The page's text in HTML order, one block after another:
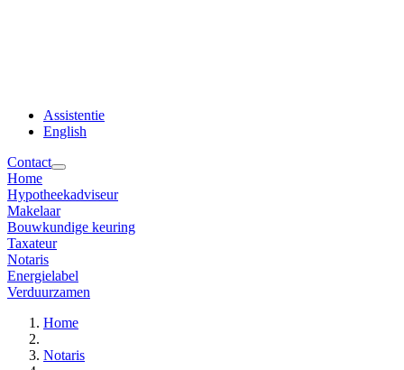
Assistentie
English
Contact
Home
Hypotheekadviseur
Makelaar
Bouwkundige keuring
Taxateur
Notaris
Energielabel
Verduurzamen
Home
Notaris